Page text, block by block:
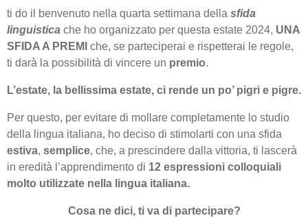
ti do il benvenuto nella quarta settimana della sfida
linguistica che ho organizzato per questa estate 2024, UNA
SFIDA A PREMI che, se parteciperai e rispetterai le regole,
ti darà la possibilità di vincere un premio.
L’estate, la bellissima estate, ci rende un po’ pigri e pigre.
Per questo, per evitare di mollare completamente lo studio
della lingua italiana, ho deciso di stimolarti con una sfida
estiva, semplice, che, a prescindere dalla vittoria, ti lascerà
in eredità l’apprendimento di 12 espressioni colloquiali
molto utilizzate nella lingua italiana.
Cosa ne dici, ti va di partecipare?